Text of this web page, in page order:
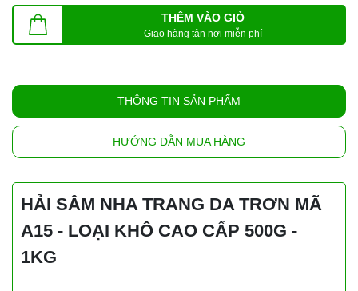
THÊM VÀO GIỎ
Giao hàng tận nơi miễn phí
THÔNG TIN SẢN PHẨM
HƯỚNG DẪN MUA HÀNG
HẢI SÂM NHA TRANG DA TRƠN MÃ
A15 - LOẠI KHÔ CAO CẤP 500G -
1KG